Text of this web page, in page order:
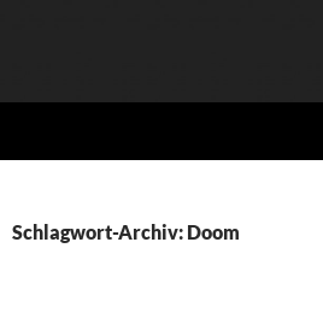
Schlagwort-Archiv: Doom